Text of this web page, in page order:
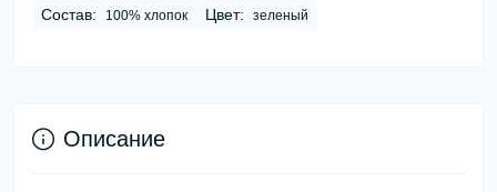
Состав: 100% хлопок Цвет: зеленый
Описание